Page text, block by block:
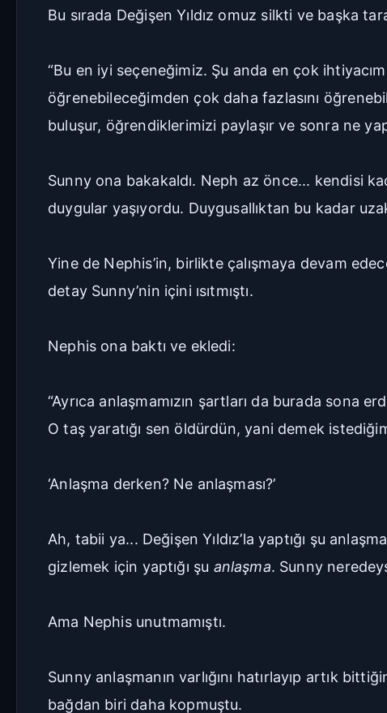
Bu sırada Değişen Yıldız omuz silkti ve başka
“Bu en iyi seçeneğimiz. Şu anda en çok
öğrenebileceğimden çok daha fazlasını
buluşur, öğrendiklerimizi paylaşır ve sonra ne
Sunny ona bakakaldı. Neph az önce... kendisi
duygular yaşıyordu. Duygusallıktan bu kadar
Yine de Nephis’in, birlikte çalışmaya devam
detay Sunny’nin içini ısıtmıştı.
Nephis ona baktı ve ekledi:
“Ayrıca anlaşmamızın şartları da burada sona
O taş yaratığı sen öldürdün, yani demek
‘Anlaşma derken? Ne anlaşması?’
Ah, tabii ya... Değişen Yıldız’la yaptığı şu
gizlemek için yaptığı şu anlaşma. Sunny
Ama Nephis unutmamıştı.
Sunny anlaşmanın varlığını hatırlayıp artık
bağdan biri daha kopmuştu.